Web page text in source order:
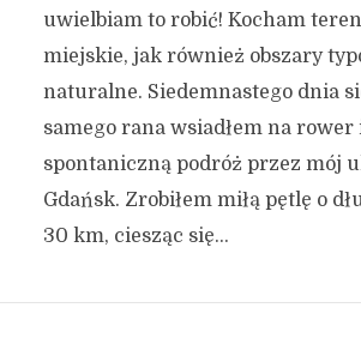
uwielbiam to robić! Kocham
miejskie, jak również obszary
naturalne. Siedemnastego dnia
samego rana wsiadłem na rower
spontaniczną podróż przez mój
Gdańsk. Zrobiłem miłą pętlę o
30 km, ciesząc się...